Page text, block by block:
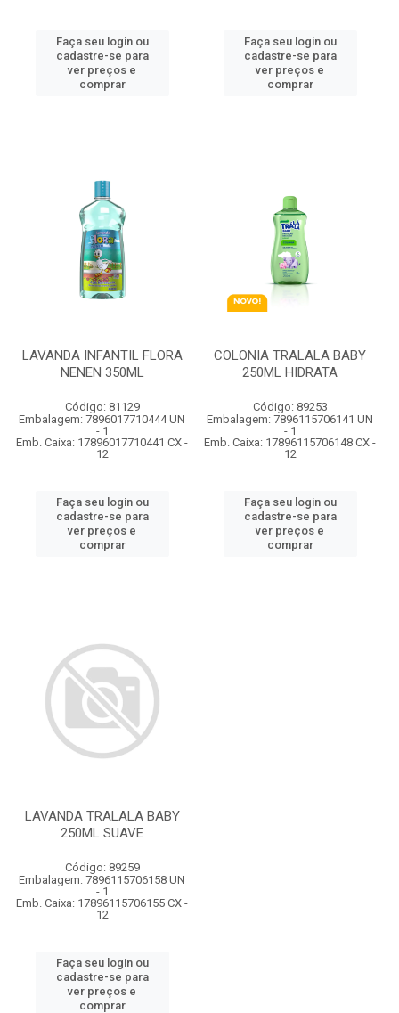
Faça seu login ou
cadastre-se para
ver preços e
comprar
Faça seu login ou
cadastre-se para
ver preços e
comprar
LAVANDA INFANTIL FLORA
NENEN 350ML
Código: 81129
Embalagem: 7896017710444 UN
- 1
Emb. Caixa: 17896017710441 CX -
12
Faça seu login ou
cadastre-se para
ver preços e
comprar
COLONIA TRALALA BABY
250ML HIDRATA
Código: 89253
Embalagem: 7896115706141 UN
- 1
Emb. Caixa: 17896115706148 CX -
12
Faça seu login ou
cadastre-se para
ver preços e
comprar
LAVANDA TRALALA BABY
250ML SUAVE
Código: 89259
Embalagem: 7896115706158 UN
- 1
Emb. Caixa: 17896115706155 CX -
12
Faça seu login ou
cadastre-se para
ver preços e
comprar